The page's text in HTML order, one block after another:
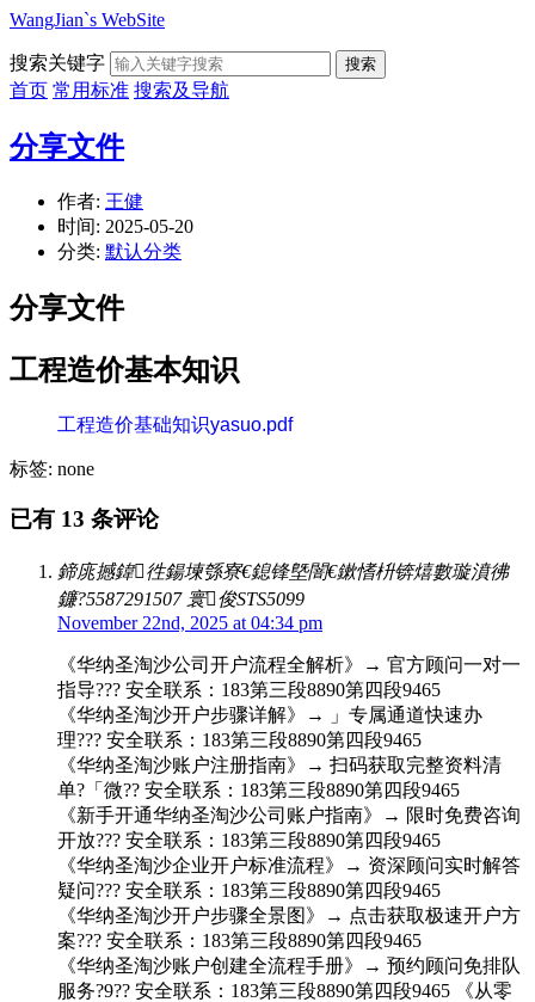
WangJian`s WebSite
搜索关键字 搜索
首页 常用标准 搜索及导航
分享文件
作者: 王健
时间: 2025-05-20
分类: 默认分类
分享文件
工程造价基本知识
工程造价基础知识yasuo.pdf
标签: none
已有 13 条评论
鍗庣撼鍏徃鍚堜綔寮€鎴锋墍闇€鏉愭枡锛熺數璇濆彿
鐮?5587291507 寰俊STS5099
November 22nd, 2025 at 04:34 pm
《华纳圣淘沙公司开户流程全解析》→ 官方顾问一对一
指导??? 安全联系：183第三段8890第四段9465
《华纳圣淘沙开户步骤详解》→ 」专属通道快速办
理??? 安全联系：183第三段8890第四段9465
《华纳圣淘沙账户注册指南》→ 扫码获取完整资料清
单?「微?? 安全联系：183第三段8890第四段9465
《新手开通华纳圣淘沙公司账户指南》→ 限时免费咨询
开放??? 安全联系：183第三段8890第四段9465
《华纳圣淘沙企业开户标准流程》→ 资深顾问实时解答
疑问??? 安全联系：183第三段8890第四段9465
《华纳圣淘沙开户步骤全景图》→ 点击获取极速开户方
案??? 安全联系：183第三段8890第四段9465
《华纳圣淘沙账户创建全流程手册》→ 预约顾问免排队
服务?9?? 安全联系：183第三段8890第四段9465 《从零